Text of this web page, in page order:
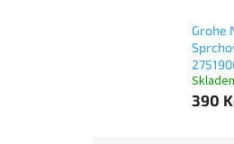
Grohe
390